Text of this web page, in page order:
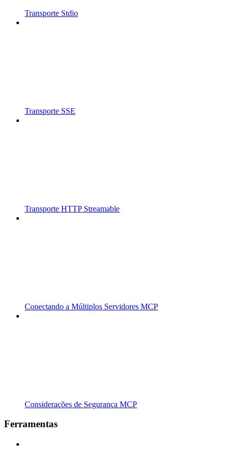
Transporte Stdio
Transporte SSE
Transporte HTTP Streamable
Conectando a Múltiplos Servidores MCP
Considerações de Segurança MCP
Ferramentas